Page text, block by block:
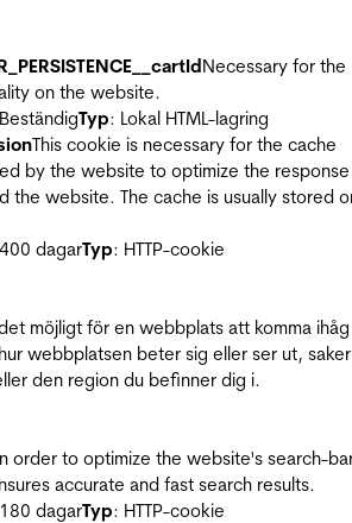
Necessary for the
on the website.
Typ: Lokal HTML-lagring
This cookie is necessary for the cache
by the website to optimize the
the website. The cache is usually stored
dagarTyp: HTTP-cookie
möjligt för en webbplats att komma ihåg
webbplatsen beter sig eller ser ut,
den region du befinner dig i.
order to optimize the website's search-
accurate and fast search results.
dagarTyp: HTTP-cookie